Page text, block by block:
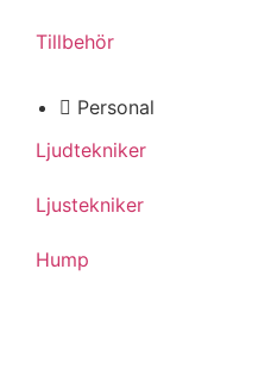
Tillbehör
Personal
Ljudtekniker
Ljustekniker
Hump